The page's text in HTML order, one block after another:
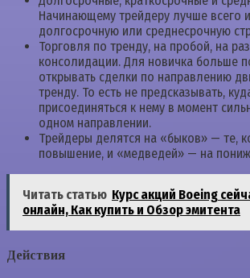
Начинающему трейдеру лучше всего
долгосрочную или среднесрочную
Торговля по тренду, на пробой, на
консолидации. Для новичка больше
открывать сделки по направлению
тренду. То есть не предсказывать,
присоединяться к нему в момент
одном направлении.
Трейдеры делятся на «быков» — те,
повышение, и «медведей» — на
Читать статью Курс акций Boeing
онлайн, Как купить и Обзор эмитента
Действия